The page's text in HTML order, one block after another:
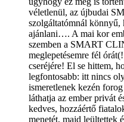
véletlenül, az újbudai
szolgáltatómnál könnyű,
ajánlani…. A mai kor
szemben a SMART
meglepetésemre fél
cseréjére! El se hittem,
legfontosabb: itt nincs
ismeretlenek kezén
láthatja az ember privát
kedves, hozzáértő
menetét, majd leültettek